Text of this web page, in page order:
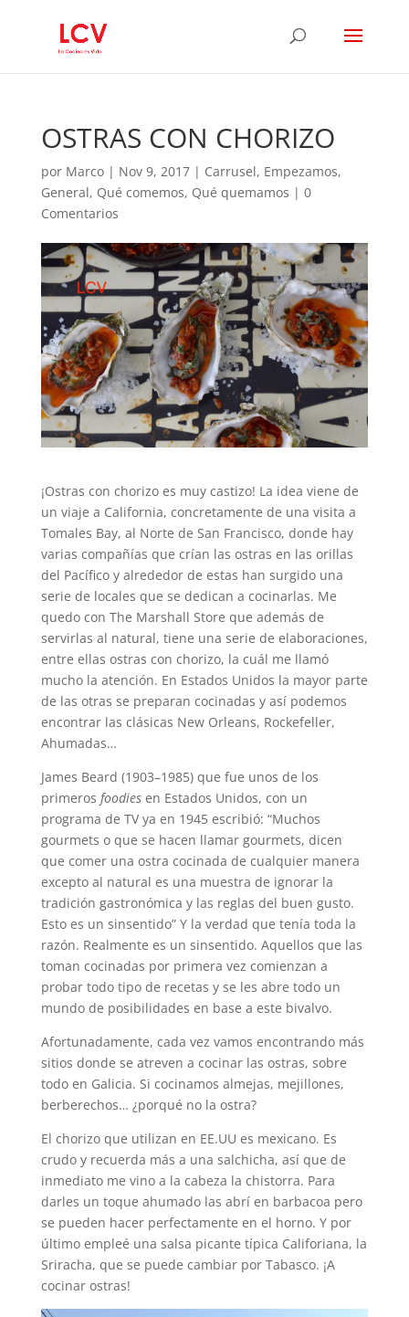
OSTRAS CON CHORIZO
por Marco| Nov 9, 2017| Carrusel, Empezamos,
General, Qué comemos, Qué quemamos | 0
Comentarios
¡Ostras con chorizo es muy castizo! La idea viene de
un viaje a California, concretamente de una visita a
Tomales Bay, al Norte de San Francisco, donde hay
varias compañías que crían las ostras en las orillas
del Pacífico y alrededor de estas han surgido una
serie de locales que se dedican a cocinarlas. Me
quedo con The Marshall Store que además de
servirlas al natural, tiene una serie de elaboraciones,
entre ellas ostras con chorizo, la cuál me llamó
mucho la atención. En Estados Unidos la mayor parte
de las otras se preparan cocinadas y así podemos
encontrar las clásicas New Orleans, Rockefeller,
Ahumadas…
James Beard (1903–1985) que fue unos de los
primeros foodiesen Estados Unidos, con un
programa de TV ya en 1945 escribió: “Muchos
gourmets o que se hacen llamar gourmets, dicen
que comer una ostra cocinada de cualquier manera
excepto al natural es una muestra de ignorar la
tradición gastronómica y las reglas del buen gusto.
Esto es un sinsentido” Y la verdad que tenía toda la
razón. Realmente es un sinsentido. Aquellos que las
toman cocinadas por primera vez comienzan a
probar todo tipo de recetas y se les abre todo un
mundo de posibilidades en base a este bivalvo.
Afortunadamente, cada vez vamos encontrando más
sitios donde se atreven a cocinar las ostras, sobre
todo en Galicia. Si cocinamos almejas, mejillones,
berberechos… ¿porqué no la ostra?
El chorizo que utilizan en EE.UU es mexicano. Es
crudo y recuerda más a una salchicha, así que de
inmediato me vino a la cabeza la chistorra. Para
darles un toque ahumado las abrí en barbacoa pero
se pueden hacer perfectamente en el horno. Y por
último empleé una salsa picante típica Califoriana, la
Sriracha, que se puede cambiar por Tabasco. ¡A
cocinar ostras!